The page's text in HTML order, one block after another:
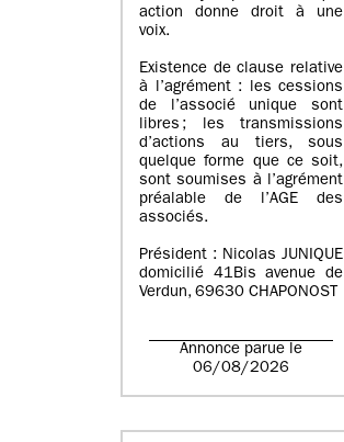
action donne droit à une
voix.
Existence de clause relative
à l’agrément : les cessions
de l’associé unique sont
libres ; les transmissions
d’actions au tiers, sous
quelque forme que ce soit,
sont soumises à l’agrément
préalable de l’AGE des
associés.
Président : Nicolas JUNIQUE
domicilié 41Bis avenue de
Verdun, 69630 CHAPONOST
Annonce parue le
06/08/2026